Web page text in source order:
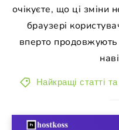
очікуєте, що ці зміни
браузері
вперто продовжують
Найкращі статті